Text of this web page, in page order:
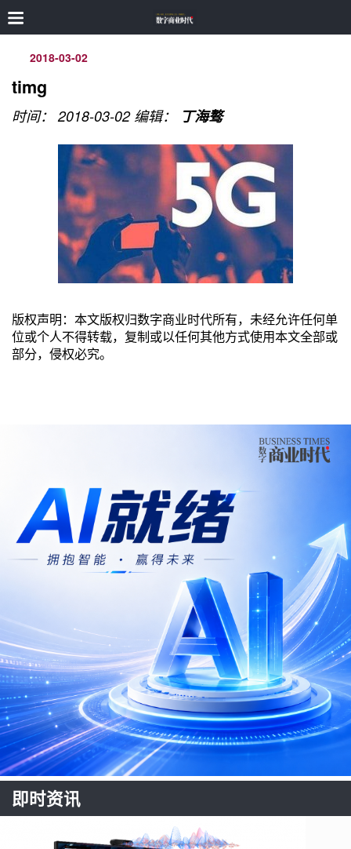
2018-03-02
timg
时间： 2018-03-02 编辑： 丁海骜
版权声明：本文版权归数字商业时代所有，未经允许任何单
位或个人不得转载，复制或以任何其他方式使用本文全部或
部分，侵权必究。
即时资讯